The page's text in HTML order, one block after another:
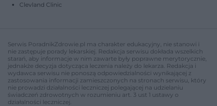
Clevland Clinic
Serwis PoradnikZdrowie.pl ma charakter edukacyjny, nie stanowi i
nie zastępuje porady lekarskiej. Redakcja serwisu dokłada wszelkich
starań, aby informacje w nim zawarte były poprawne merytorycznie,
jednakże decyzja dotycząca leczenia należy do lekarza. Redakcja i
wydawca serwisu nie ponoszą odpowiedzialności wynikającej z
zastosowania informacji zamieszczonych na stronach serwisu, który
nie prowadzi działalności leczniczej polegającej na udzielaniu
świadczeń zdrowotnych w rozumieniu art. 3 ust 1 ustawy o
działalności leczniczej.